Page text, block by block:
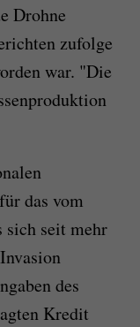
Drohne
zufolge
war. "Die
das vom
sich seit mehr
des
Kredit